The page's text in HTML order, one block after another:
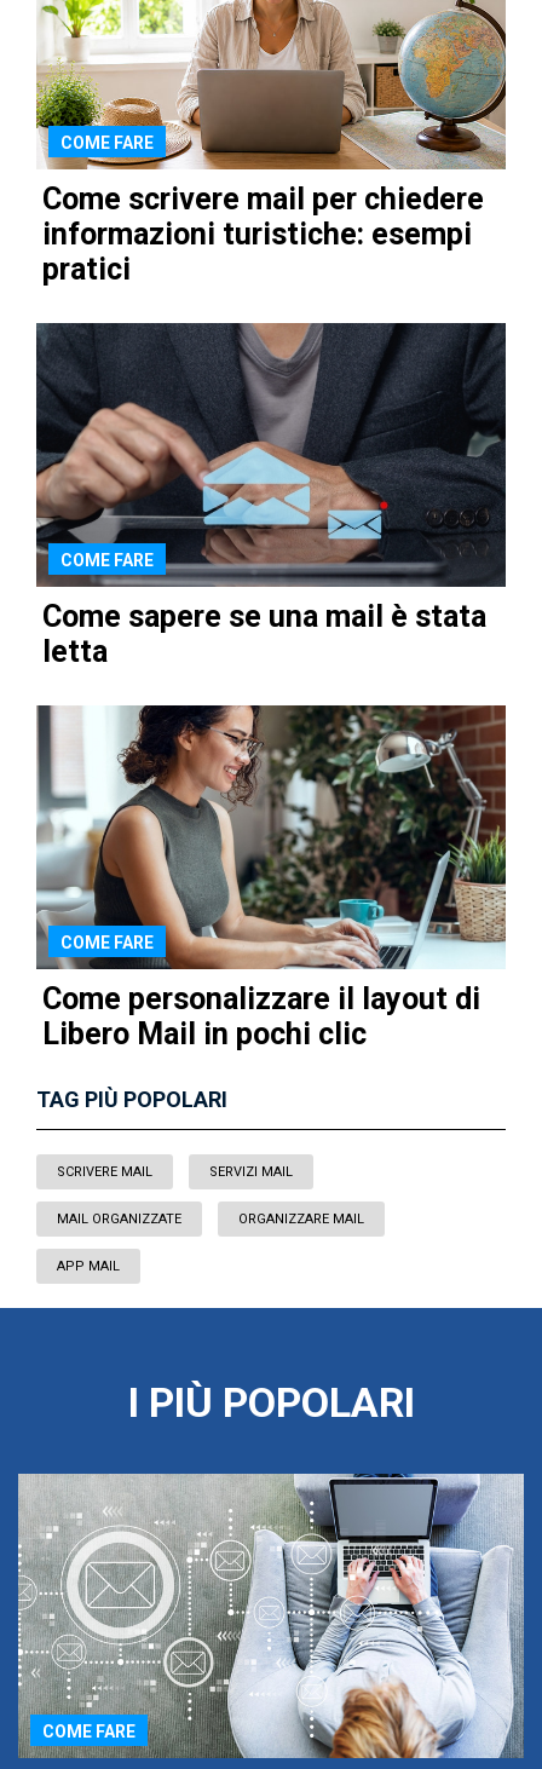
COME FARE
Come scrivere mail per chiedere
informazioni turistiche: esempi
pratici
COME FARE
Come sapere se una mail è stata
letta
COME FARE
Come personalizzare il layout di
Libero Mail in pochi clic
TAG PIÙ POPOLARI
SCRIVERE MAIL SERVIZI MAIL
MAIL ORGANIZZATE ORGANIZZARE MAIL
APP MAIL
I PIÙ POPOLARI
COME FARE